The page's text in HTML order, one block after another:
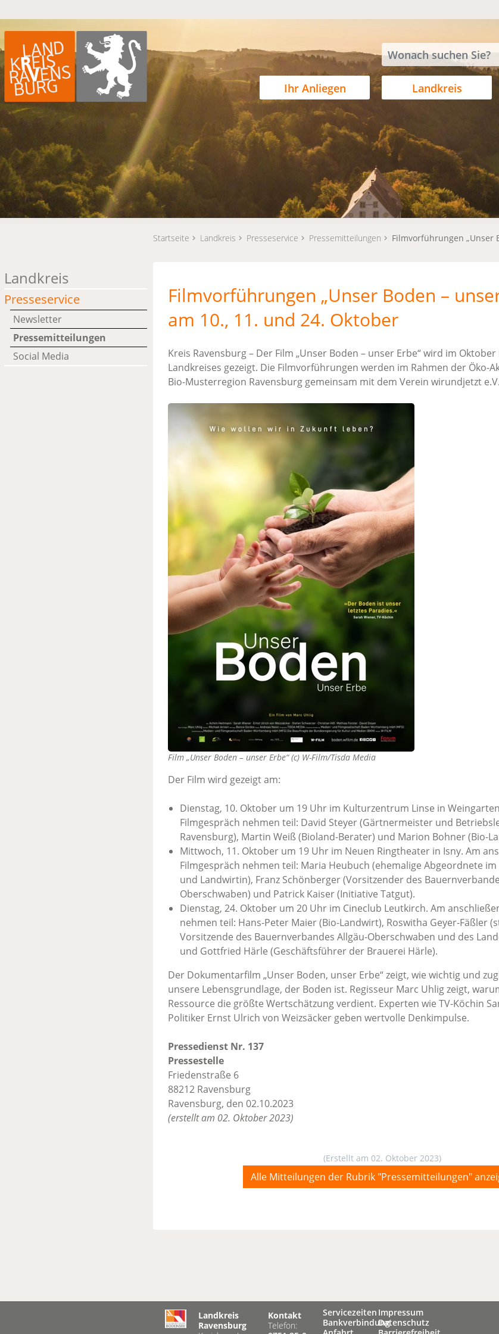
Ihr Anliegen Landkreis
Startseite Landkreis Presseservice Pressemitteilungen Filmvorführungen „Unser
Landkreis
Presseservice
Newsletter
Pressemitteilungen
Social Media
Filmvorführungen „Unser Boden –
am 10., 11. und 24. Oktober
Kreis Ravensburg – Der Film „Unser Boden – unser Erbe“ wird im
Landkreises gezeigt. Die Filmvorführungen werden im Rahmen der Öko-
Bio-Musterregion Ravensburg gemeinsam mit dem Verein wirundjetzt
Film „Unser Boden – unser Erbe“ (c) W-Film/Tisda Media
Der Film wird gezeigt am:
Dienstag, 10. Oktober um 19 Uhr im Kulturzentrum Linse in
Filmgespräch nehmen teil: David Steyer (Gärtnermeister und
Ravensburg), Martin Weiß (Bioland-Berater) und Marion Bohner (Bio-
Mittwoch, 11. Oktober um 19 Uhr im Neuen Ringtheater in Isny. Am
Filmgespräch nehmen teil: Maria Heubuch (ehemalige Abgeordnete
und Landwirtin), Franz Schönberger (Vorsitzender des
Oberschwaben) und Patrick Kaiser (Initiative Tatgut).
Dienstag, 24. Oktober um 20 Uhr im Cineclub Leutkirch. Am
nehmen teil: Hans-Peter Maier (Bio-Landwirt), Roswitha Geyer-Fäßler
Vorsitzende des Bauernverbandes Allgäu-Oberschwaben und des
und Gottfried Härle (Geschäftsführer der Brauerei Härle).
Der Dokumentarfilm „Unser Boden, unser Erbe“ zeigt, wie wichtig und
unsere Lebensgrundlage, der Boden ist. Regisseur Marc Uhlig zeigt,
Ressource die größte Wertschätzung verdient. Experten wie TV-Köchin
Politiker Ernst Ulrich von Weizsäcker geben wertvolle Denkimpulse.
Pressedienst Nr. 137
Pressestelle
Friedenstraße 6
88212 Ravensburg
Ravensburg, den 02.10.2023
(erstellt am 02. Oktober 2023)
(Erstellt am 02. Oktober 2023)
Alle Mitteilungen der Rubrik "Pressemitteilungen"
Landkreis
Ravensburg
Kontakt
Telefon:
Servicezeiten
Bankverbindung
Impressum
Datenschutz